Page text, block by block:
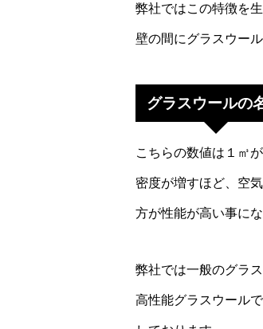
弊社ではこの特徴を
壁の間にグラスウー
グラスウールの
こちらの数値は１㎥
密度が増すほど、空
方が性能が高い事にな
弊社では一般のグラ
高性能グラスウール